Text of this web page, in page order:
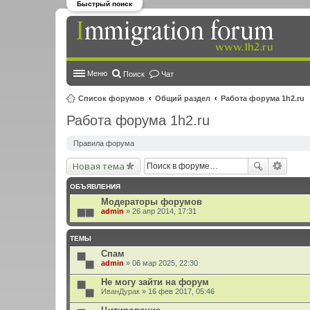
Меню Поиск Чат
Список форумов Общий раздел Работа форума 1h2.ru
Быстрый поиск
Работа форума 1h2.ru
Правила форума
Новая тема
ОБЪЯВЛЕНИЯ
Модераторы форумов
admin » 26 апр 2014, 17:31
ТЕМЫ
Спам
admin » 06 мар 2025, 22:30
Не могу зайти на форум
ИванДурак » 16 фев 2017, 05:46